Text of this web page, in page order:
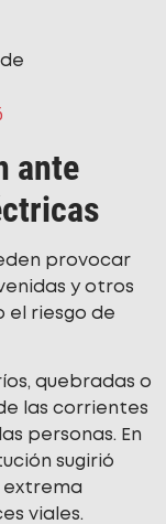
ante
provocar
y otros
el riesgo de
quebradas o
las corrientes
personas. En
sugirió
extrema
viales.